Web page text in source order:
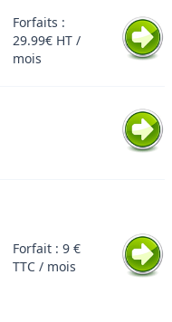
Forfaits :
29.99€ HT /
mois
Forfait : 9 €
TTC / mois